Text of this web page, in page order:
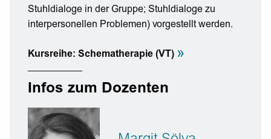
Stuhldialoge in der Gruppe; Stuhldialoge zu
interpersonellen Problemen) vorgestellt werden.
Kursreihe: Schematherapie (VT) »
Infos zum Dozenten